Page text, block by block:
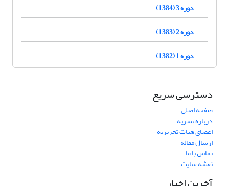
دوره 3 (1384)
دوره 2 (1383)
دوره 1 (1382)
دسترسی سریع
صفحه اصلی
درباره نشریه
اعضای هیات تحریریه
ارسال مقاله
تماس با ما
نقشه سایت